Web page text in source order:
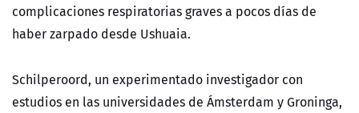
complicaciones respiratorias graves a pocos días de
haber zarpado desde Ushuaia.
Schilperoord, un experimentado investigador con
estudios en las universidades de Ámsterdam y Groninga,